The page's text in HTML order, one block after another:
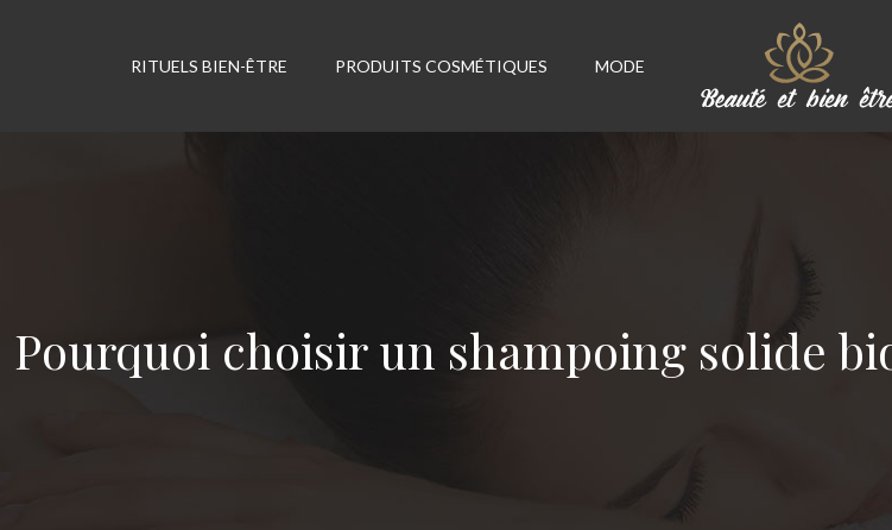
MODE
PRODUITS COSMÉTIQUES
RITUELS BIEN-ÊTRE
Pourquoi choisir un shampoing solide